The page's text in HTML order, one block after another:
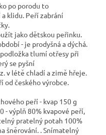
po porodu to
klidu. Peří zabrání
jako dětskou peřinku.
- je prodyšná a dýchá.
tlumí otřesy při
se pyšní
v létě chladí a zimě hřeje.
od českého výrobce.
peří - kvap 150 g
- výplň 80% kvapové peří,
pratelný potah 100%
šněrování. . Snímatelný